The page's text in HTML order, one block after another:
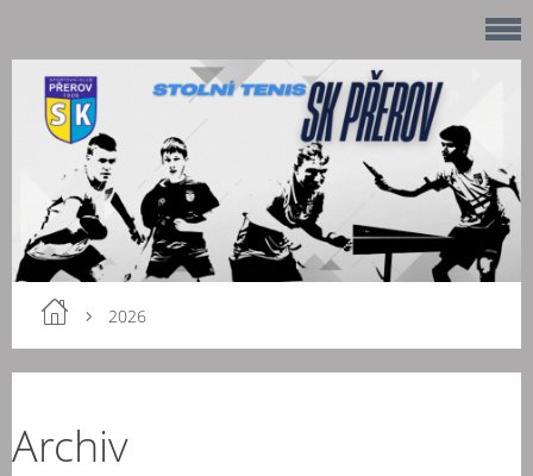
2026
Archiv